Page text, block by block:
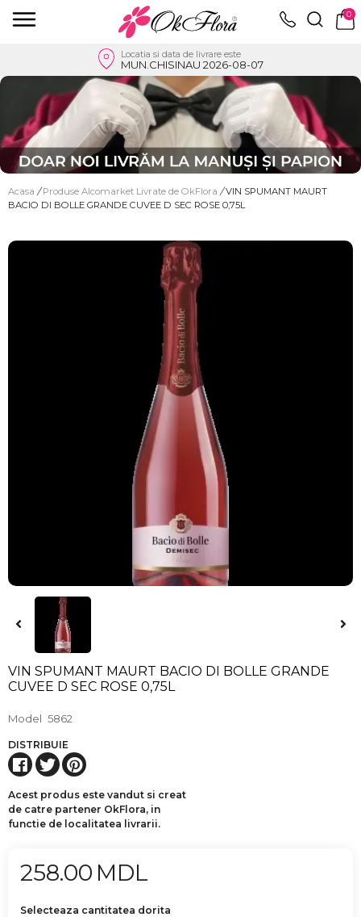
0
Locatia si data de livrare este
MUN.CHISINAU 2026-08-07
Acasa / Produse Alcomarket Livrate de OkFlora / VIN SPUMANT MAURT
BACIO DI BOLLE GRANDE CUVEE D SEC ROSE 0,75L
VIN SPUMANT MAURT BACIO DI BOLLE GRANDE
CUVEE D SEC ROSE 0,75L
Model 5862
DISTRIBUIE
Acest produs este vandut si creat
de catre partener OkFlora, in
functie de localitatea livrarii.
258.00 MDL
Selecteaza cantitatea dorita